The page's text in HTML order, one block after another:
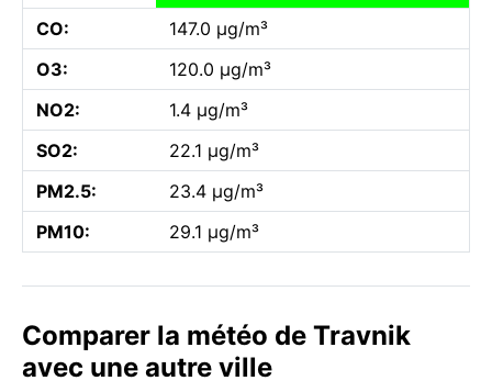
CO:
147.0 µg/m³
O3:
120.0 µg/m³
NO2:
1.4 µg/m³
SO2:
22.1 µg/m³
PM2.5:
23.4 µg/m³
PM10:
29.1 µg/m³
Comparer la météo de Travnik
avec une autre ville